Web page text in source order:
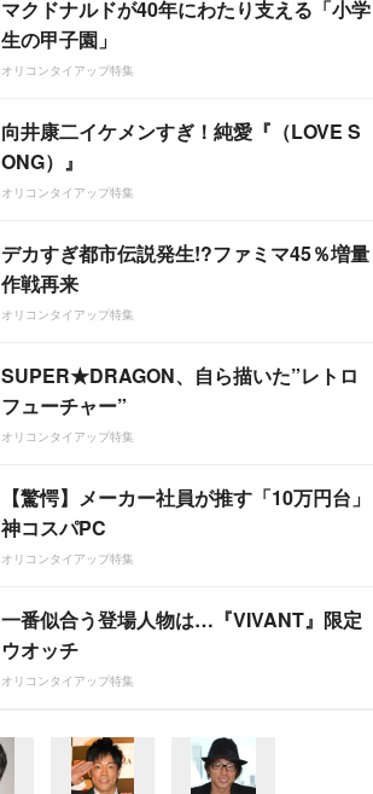
マクドナルドが40年にわたり支える「小学
生の甲子園」
オリコンタイアップ特集
向井康二イケメンすぎ！純愛『（LOVE S
ONG）』
オリコンタイアップ特集
デカすぎ都市伝説発生!?ファミマ45％増量
作戦再来
オリコンタイアップ特集
SUPER★DRAGON、自ら描いた”レトロ
フューチャー”
オリコンタイアップ特集
【驚愕】メーカー社員が推す「10万円台」
神コスパPC
オリコンタイアップ特集
一番似合う登場人物は…『VIVANT』限定
ウオッチ
オリコンタイアップ特集